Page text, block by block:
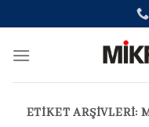
to
content
ETIKET ARŞIVLERI: